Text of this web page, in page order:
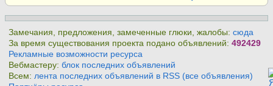
Замечания, предложения, замеченные глюки, жалобы:сюда
За время существования проекта подано объявлений:492429
Рекламные возможности ресурса
Вебмастеру:блок последних объявлений
Всем:лента последних объявлений в RSS (все объявления)